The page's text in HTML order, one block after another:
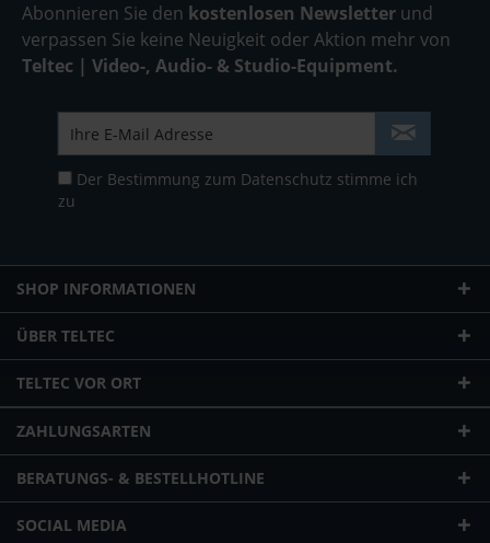
Abonnieren Sie den kostenlosen Newsletter und
verpassen Sie keine Neuigkeit oder Aktion mehr von
Teltec | Video-, Audio- & Studio-Equipment.
Der Bestimmung zum Datenschutz stimme ich
zu
SHOP INFORMATIONEN
ÜBER TELTEC
TELTEC VOR ORT
ZAHLUNGSARTEN
BERATUNGS- & BESTELLHOTLINE
SOCIAL MEDIA